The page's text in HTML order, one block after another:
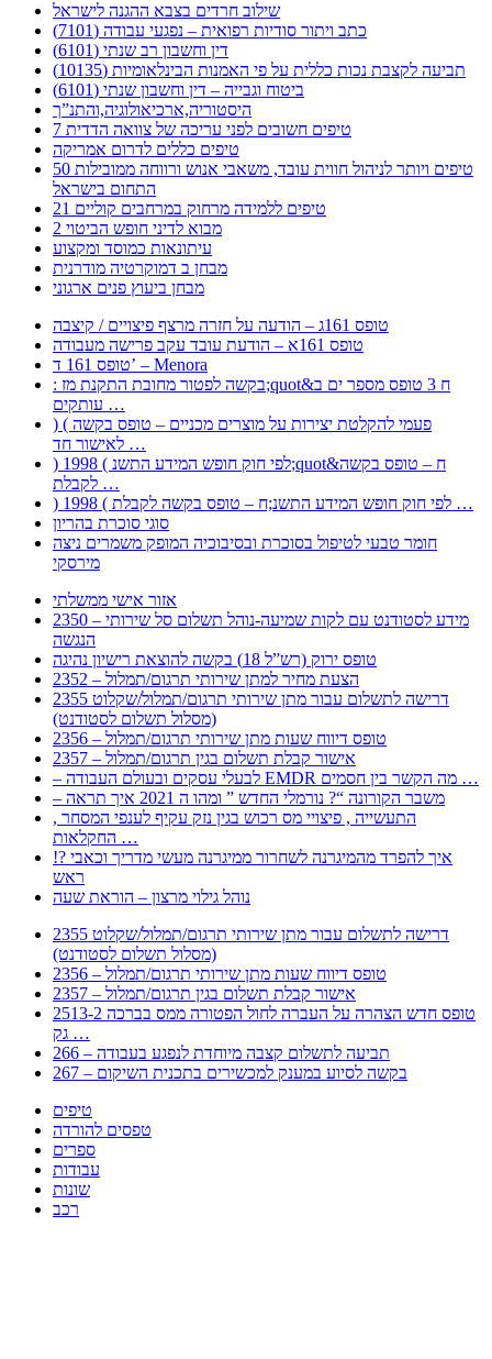
שילוב חרדים בצבא ההגנה לישראל
כתב ויתור סודיות רפואית – נפגעי עבודה (7101)
דין וחשבון רב שנתי (6101)
תביעה לקצבת נכות כללית על פי האמנות הבינלאומיות (10135)
ביטוח וגבייה – דין וחשבון שנתי (6101)
היסטוריה,ארכיאולוגיה,והתנ”ך
7 טיפים חשובים לפני עריכה של צוואה הדדית
טיפים כללים לדרום אמריקה
50 טיפים ויותר לניהול חווית עובד, משאבי אנוש ורווחה ממובילות
התחום בישראל
21 טיפים ללמידה מרחוק במרחבים קוליים
מבוא לדיני חופש הביטוי 2
עיתונאות כמוסד ומקצוע
מבחן ב דמוקרטיה מודרנית
מבחן ביעוץ פנים ארגוני
טופס 161ג – הודעה על חזרה מרצף פיצויים / קיצבה
טופס 161א – הודעת עובד עקב פרישה מעבודה
טופס 161 ד’ – Menora
: בקשה לפטור מחובת התקנת מז;quot&ח 3 טופס מספר ים ב
עותקים …
) ( פעמי להקלטת יצירות על מוצרים מכניים – טופס בקשה
לאישור חד …
) 1998 ( לפי חוק חופש המידע התשנ;quot&ח – טופס בקשה
לקבלת …
) 1998 ( לפי חוק חופש המידע התשנ;ח – טופס בקשה לקבלת …
סוגי סוכרת בהריון
חומר טבעי לטיפול בסוכרת ובסיבוכיה המופק משמרים ניצה
מירסקי
אזור אישי ממשלתי
2350 – מידע לסטודנט עם לקות שמיעה-נוהל תשלום סל שירותי
הנגשה
טופס ירוק (רש”ל 18) בקשה להוצאת רישיון נהיגה
2352 – הצעת מחיר למתן שירותי תרגום/תמלול
2355 דרישה לתשלום עבור מתן שירותי תרגום/תמלול/שקלוט
(מסלול תשלום לסטודנט)
2356 – טופס דיווח שעות מתן שירותי תרגום/תמלול
2357 – אישור קבלת תשלום בגין תרגום/תמלול
– לבעלי עסקים ובעולם העבודה EMDR מה הקשר בין חסמים …
– משבר הקורונה “? נורמלי החדש ” ומהו ה 2021 איך תראה
, התעשייה , פיצויי מס רכוש בגין נזק עקיף לענפי המסחר
החקלאות …
!? איך להפרד מהמיגרנה לשחרור ממיגרנה מעשי מדריך וכאבי
ראש
נוהל גילוי מרצון – הוראת שעה
2355 דרישה לתשלום עבור מתן שירותי תרגום/תמלול/שקלוט
(מסלול תשלום לסטודנט)
2356 – טופס דיווח שעות מתן שירותי תרגום/תמלול
2357 – אישור קבלת תשלום בגין תרגום/תמלול
2513-2 טופס חדש הצהרה על העברה לחול הפטורה ממס בברכה
גק …
266 – תביעה לתשלום קצבה מיוחדת לנפגע בעבודה
267 – בקשה לסיוע במענק למכשירים בתכנית השיקום
טיפים
טפסים להורדה
ספרים
עבודות
שונות
רכב